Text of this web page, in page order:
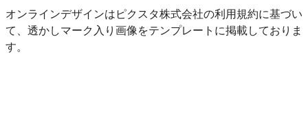
オンラインデザインはピクスタ株式会社の利用規約に基づい
て、透かしマーク入り画像をテンプレートに掲載しておりま
す。